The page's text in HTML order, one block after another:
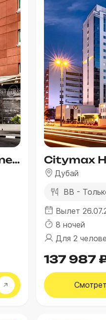
Holiday Inn Express Internet City
Дубай
BB -
Вылет
8 ночей
Для 2
137 987